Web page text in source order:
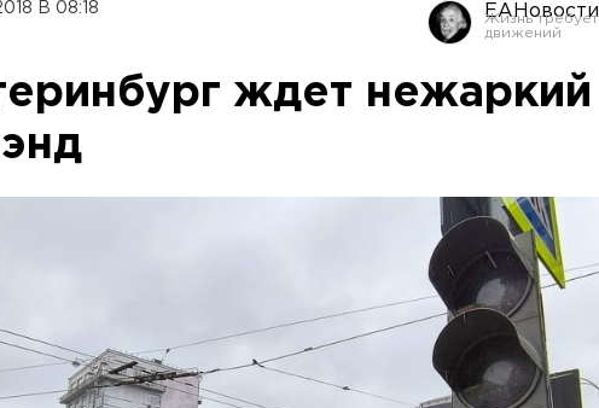
В 08:18 ЕАНовости
ждет нежаркий